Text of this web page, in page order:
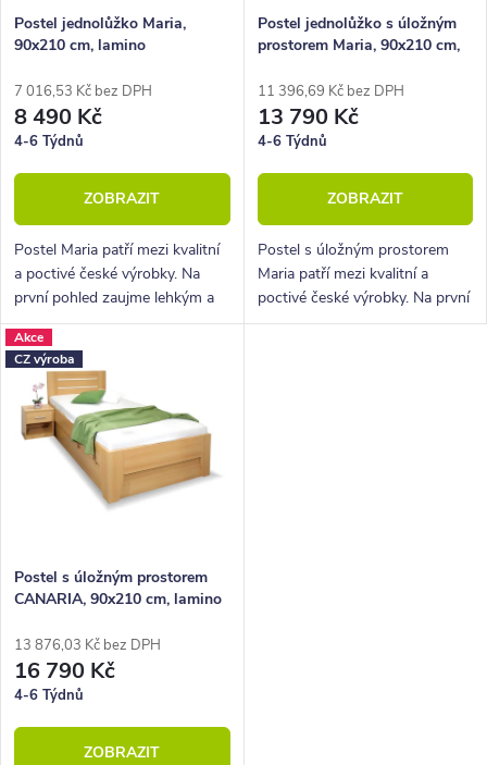
o
d
u
k
t
ů
r
o
d
u
k
t
ů
Postel jednolůžko Maria,
90x210 cm, lamino
7 016,53 Kč bez DPH
8 490 Kč
4-6 Týdnů
ZOBRAZIT
Postel Maria patří mezi kvalitní
a poctivé české výrobky. Na
první pohled zaujme lehkým a
elegantním designem.
Postel jednolůžko s úložným
prostorem Maria, 90x210 cm,
11 396,69 Kč bez DPH
13 790 Kč
4-6 Týdnů
ZOBRAZIT
Postel s úložným prostorem
Maria patří mezi kvalitní a
poctivé české výrobky. Na první
pohled zaujme lehkým a
Akce
CZ výroba
Postel s úložným prostorem
CANARIA, 90x210 cm, lamino
13 876,03 Kč bez DPH
16 790 Kč
4-6 Týdnů
ZOBRAZIT